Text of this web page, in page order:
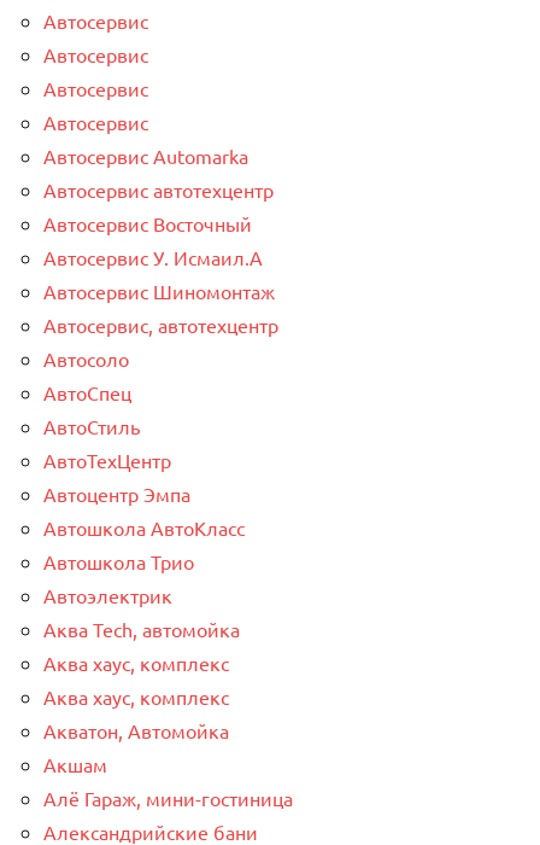
Автосервис
Автосервис
Автосервис
Автосервис
Автосервис Automarka
Автосервис автотехцентр
Автосервис Восточный
Автосервис У. Исмаил.А
Автосервис Шиномонтаж
Автосервис, автотехцентр
Автосоло
АвтоСпец
АвтоСтиль
АвтоТехЦентр
Автоцентр Эмпа
Автошкола АвтоКласс
Автошкола Трио
Автоэлектрик
Аква Tech, автомойка
Аква хаус, комплекс
Аква хаус, комплекс
Акватон, Автомойка
Акшам
Алё Гараж, мини-гостиница
Александрийские бани